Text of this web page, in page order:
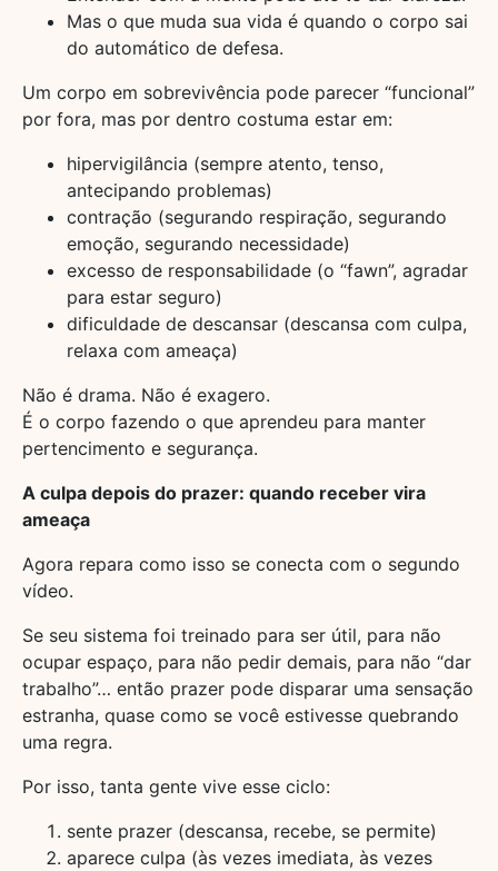
Mas o que muda sua vida é quando o corpo sai
do automático de defesa.
Um corpo em sobrevivência pode parecer “funcional”
por fora, mas por dentro costuma estar em:
hipervigilância (sempre atento, tenso,
antecipando problemas)
contração (segurando respiração, segurando
emoção, segurando necessidade)
excesso de responsabilidade (o “fawn”, agradar
para estar seguro)
dificuldade de descansar (descansa com culpa,
relaxa com ameaça)
Não é drama. Não é exagero.
É o corpo fazendo o que aprendeu para manter
pertencimento e segurança.
A culpa depois do prazer: quando receber vira
ameaça
Agora repara como isso se conecta com o segundo
vídeo.
Se seu sistema foi treinado para ser útil, para não
ocupar espaço, para não pedir demais, para não “dar
trabalho”… então prazer pode disparar uma sensação
estranha, quase como se você estivesse quebrando
uma regra.
Por isso, tanta gente vive esse ciclo:
sente prazer (descansa, recebe, se permite)
aparece culpa (às vezes imediata, às vezes